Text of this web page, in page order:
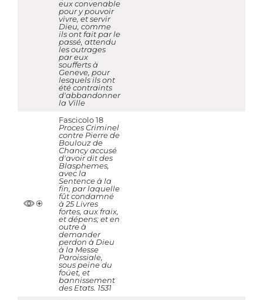
eux convenable
pour y pouvoir
vivre, et servir
Dieu, comme
ils ont fait par le
passé, attendu
les outrages
par eux
soufferts à
Geneve, pour
lesquels ils ont
été contraints
d'abbandonner
la Ville
Fascicolo 18
Proces Criminel
contre Pierre de
Boulouz de
Chancy accusé
d'avoir dit des
Blasphemes,
avec la
Sentence à la
fin, par laquelle
fût condamné
à 25 Livres
fortes, aux fraix,
et dépens; et en
outre à
demander
perdon à Dieu
à la Messe
Paroissiale,
sous peine du
foüet, et
bannissement
des Etats. 1531